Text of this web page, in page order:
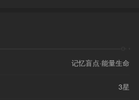
记忆盲点·能量生命
3星